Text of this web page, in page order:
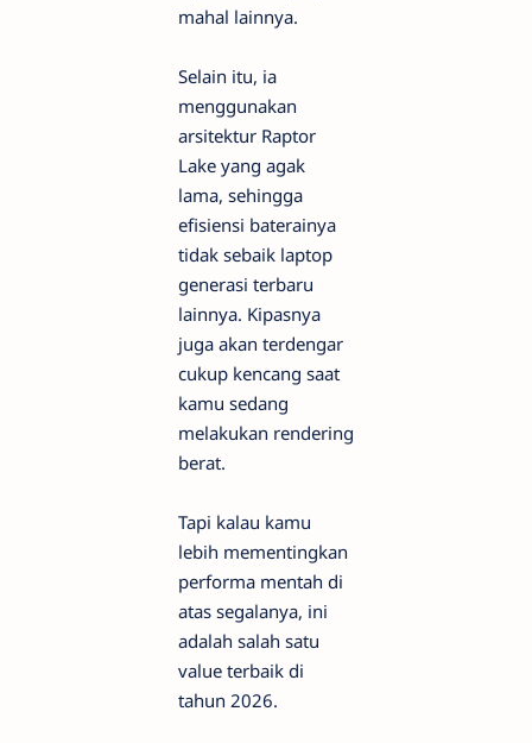
mahal lainnya.
Selain itu, ia
menggunakan
arsitektur Raptor
Lake yang agak
lama, sehingga
efisiensi baterainya
tidak sebaik laptop
generasi terbaru
lainnya. Kipasnya
juga akan terdengar
cukup kencang saat
kamu sedang
melakukan rendering
berat.
Tapi kalau kamu
lebih mementingkan
performa mentah di
atas segalanya, ini
adalah salah satu
value terbaik di
tahun 2026.